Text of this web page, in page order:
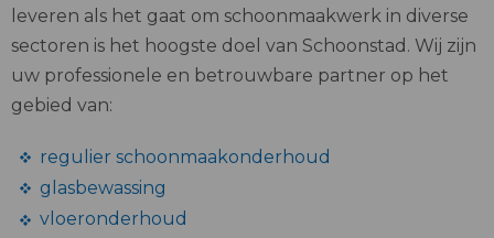
leveren als het gaat om schoonmaakwerk in diverse
sectoren is het hoogste doel van Schoonstad. Wij zijn
uw professionele en betrouwbare partner op het
gebied van:
regulier schoonmaakonderhoud
glasbewassing
vloeronderhoud